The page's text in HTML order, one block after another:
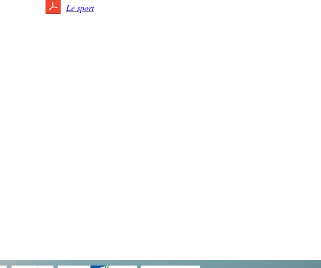
Le sport